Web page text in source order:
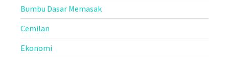
Bumbu Dasar Memasak
Cemilan
Ekonomi